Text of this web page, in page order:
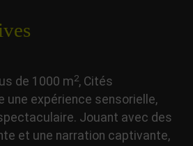
de 1000 m2, Cités
une expérience sensorielle,
Jouant avec des
et une narration captivante,